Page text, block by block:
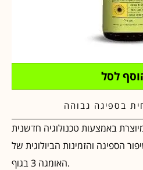
לסל
מיוצרת באמצעות טכנולוגיה חדשנית
הספיגה והזמינות הביולוגית של
האומגה 3 בגוף.